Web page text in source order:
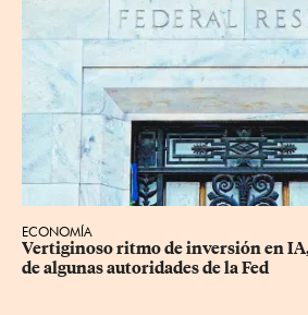
ECONOMÍA
Vertiginoso ritmo de inversión en
de algunas autoridades de la Fed